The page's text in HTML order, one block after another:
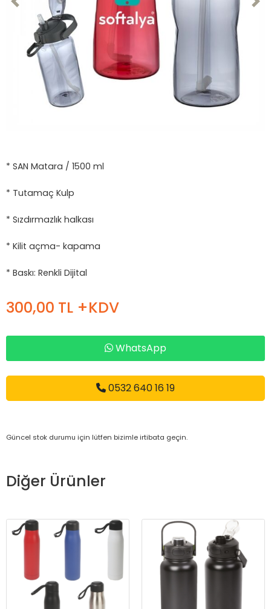
Previous
* SAN Matara / 1500 ml
* Tutamaç Kulp
* Sızdırmazlık halkası
* Kilit açma- kapama
* Baskı: Renkli Dijital
300,00 TL +KDV
WhatsApp
0532 640 16 19
Güncel stok durumu için lütfen bizimle irtibata geçin.
Diğer Ürünler